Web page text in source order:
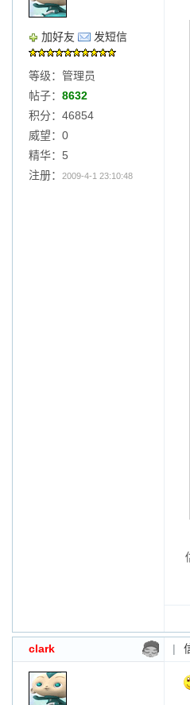
加好友 发短信
等级：管理员
帖子： 8632
积分：46854
威望：0
精华：5
注册：
2009-4-1 23:10:48
clark |